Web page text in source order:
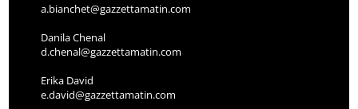
a.bianchet@gazzettamatin.com
Danila Chenal
d.chenal@gazzettamatin.com
Erika David
e.david@gazzettamatin.com